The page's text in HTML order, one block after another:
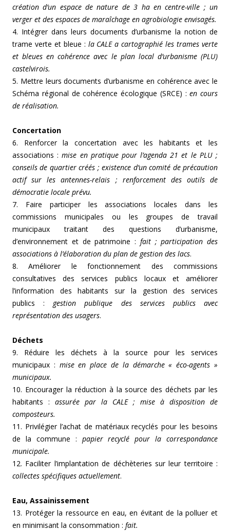
création d’un espace de nature de 3 ha en centre-ville ; un
verger et des espaces de maraîchage en agrobiologie envisagés.
4. Intégrer dans leurs documents d’urbanisme la notion de
trame verte et bleue : la CALE a cartographié les trames verte
et bleues en cohérence avec le plan local d’urbanisme (PLU)
castelvirois.
5. Mettre leurs documents d’urbanisme en cohérence avec le
Schéma régional de cohérence écologique (SRCE) :en cours
de réalisation.
Concertation
6. Renforcer la concertation avec les habitants et les
associations :mise en pratique pour l’agenda 21 et le PLU ;
conseils de quartier créés ; existence d’un comité de précaution
actif sur les antennes-relais ; renforcement des outils de
démocratie locale prévu.
7. Faire participer les associations locales dans les
commissions municipales ou les groupes de travail
municipaux traitant des questions d’urbanisme,
d’environnement et de patrimoine : fait ; participation des
associations à l’élaboration du plan de gestion des lacs.
8. Améliorer le fonctionnement des commissions
consultatives des services publics locaux et améliorer
l’information des habitants sur la gestion des services
publics : gestion publique des services publics avec
représentation des usagers.
Déchets
9. Réduire les déchets à la source pour les services
municipaux : mise en place de la démarche « éco-agents »
municipaux.
10. Encourager la réduction à la source des déchets par les
habitants : assurée par la CALE ; mise à disposition de
composteurs.
11. Privilégier l’achat de matériaux recyclés pour les besoins
de la commune : papier recyclé pour la correspondance
municipale.
12. Faciliter l’implantation de déchèteries sur leur territoire :
collectes spécifiques actuellement.
Eau, Assainissement
13. Protéger la ressource en eau, en évitant de la polluer et
en minimisant la consommation : fait.